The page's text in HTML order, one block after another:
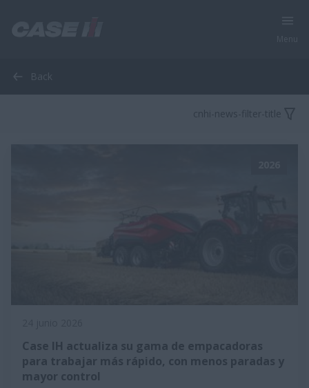
Back
cnhi-news-filter-title
Case IH actualiza su gama de empacadoras
para trabajar más rápido, con menos paradas y
mayor control